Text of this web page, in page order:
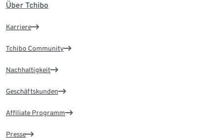
Über Tchibo
Karriere
Tchibo Community
Nachhaltigkeit
Geschäftskunden
Affiliate Programm
Presse